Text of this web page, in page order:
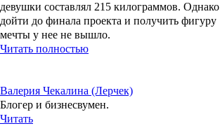
девушки составлял 215 килограммов. Однако
дойти до финала проекта и получить фигуру
мечты у нее не вышло.
Читать полностью
Валерия Чекалина (Лерчек)
Блогер и бизнесвумен.
Читать